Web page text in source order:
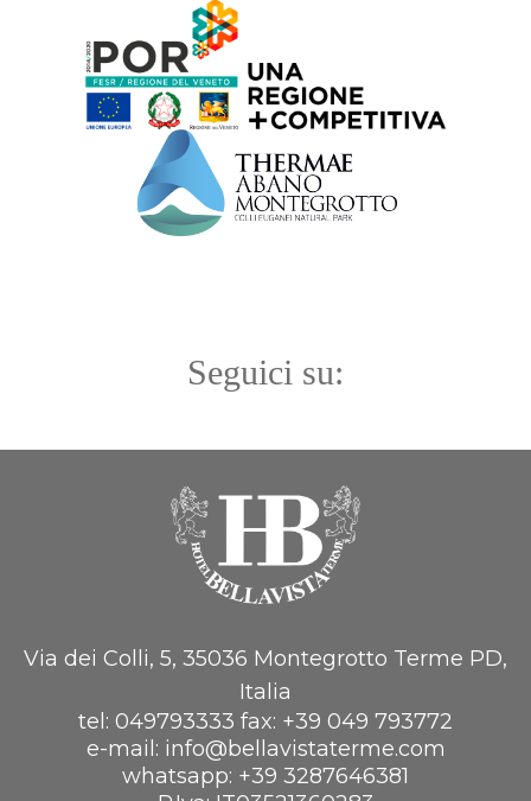
Seguici su:
Via dei Colli, 5, 35036 Montegrotto Terme PD,
Italia
tel: 049793333 fax: +39 049 793772
e-mail: info@bellavistaterme.com
whatsapp: +39 3287646381